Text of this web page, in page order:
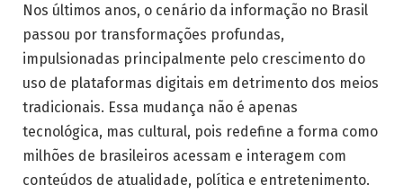
Nos últimos anos, o cenário da informação no Brasil
passou por transformações profundas,
impulsionadas principalmente pelo crescimento do
uso de plataformas digitais em detrimento dos meios
tradicionais. Essa mudança não é apenas
tecnológica, mas cultural, pois redefine a forma como
milhões de brasileiros acessam e interagem com
conteúdos de atualidade, política e entretenimento.